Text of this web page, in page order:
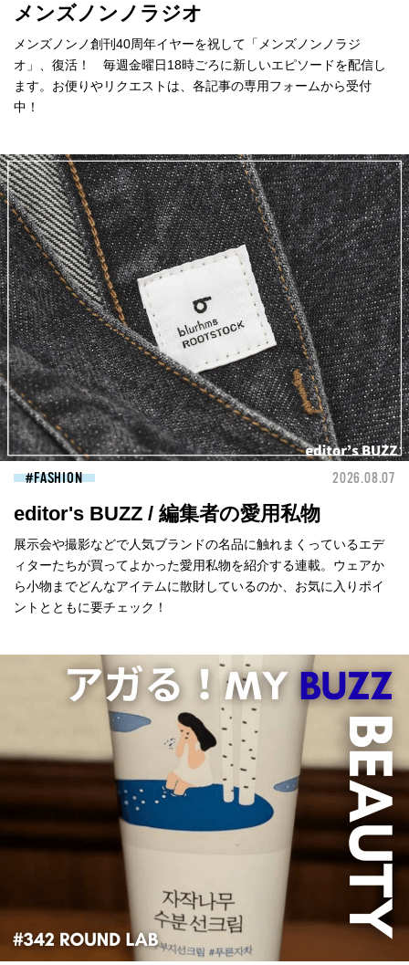
メンズノンノラジオ
メンズノンノ創刊40周年イヤーを祝して「メンズノンノラジ
オ」、復活！ 毎週金曜日18時ごろに新しいエピソードを配信し
ます。お便りやリクエストは、各記事の専用フォームから受付
中！
FASHION 2026.08.07
editor's BUZZ / 編集者の愛用私物
展示会や撮影などで人気ブランドの名品に触れまくっているエデ
ィターたちが買ってよかった愛用私物を紹介する連載。ウェアか
ら小物までどんなアイテムに散財しているのか、お気に入りポイ
ントとともに要チェック！